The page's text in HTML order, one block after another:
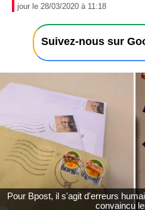
jour le 28/03/2020 à 11:18
1
/
0
2
:
4
Suivez-nous sur
Pour Bpost, il s'agit d'erreurs
convaincu